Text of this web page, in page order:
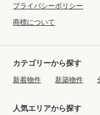
プライバシーポリシー
商標について
カテゴリーから探す
新着物件 新築物件
人気エリアから探す